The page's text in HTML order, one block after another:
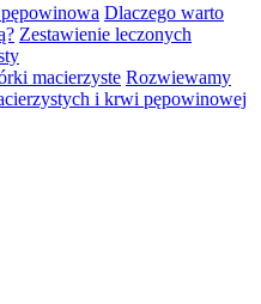
Dlaczego warto
Zestawienie leczonych
macierzyste Rozwiewamy
i krwi pępowinowej